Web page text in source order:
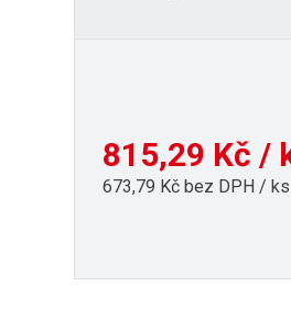
815,29 Kč /
673,79 Kč bez DPH / ks